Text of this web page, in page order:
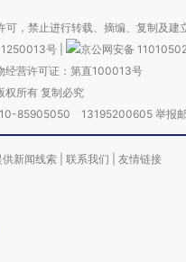
，禁止进行转载、摘编、复制及建
号
京公网安备
经营许可证：第直100013号
所有 复制必究
85905050 13195200605 举报
供新闻线索 联系我们 友情链接